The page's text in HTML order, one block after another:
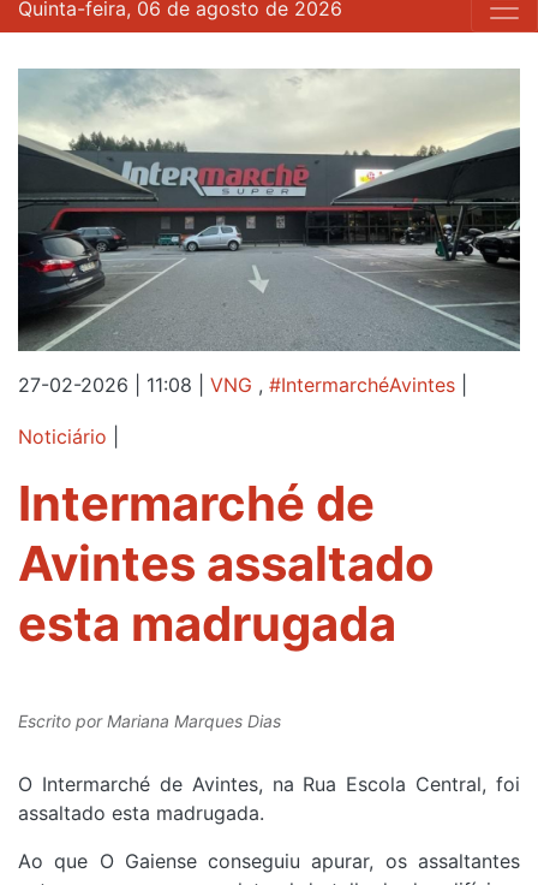
Quinta-feira, 06 de agosto de 2026
27-02-2026 | 11:08 VNG , #IntermarchéAvintes
Noticiário
Intermarché de
Avintes assaltado
esta madrugada
Escrito porMariana Marques Dias
O Intermarché de Avintes, na Rua Escola Central, foi
assaltado esta madrugada.
Ao que O Gaiense conseguiu apurar, os assaltantes